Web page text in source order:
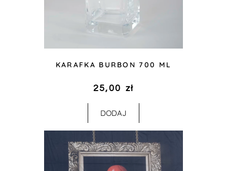
KARAFKA BURBON 700 ML
25,00 zł
DODAJ